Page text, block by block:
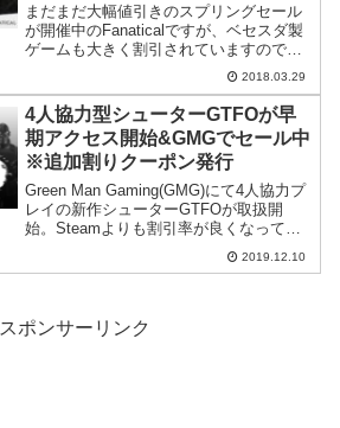
まだまだ大幅値引きのスプリングセール
が開催中のFanaticalですが、ベセスダ製
ゲームも大きく割引されていますので紹
介してみます。新展開も噂されている
PREYが57%OFFをはじめ、名作揃いの
ベセスダゲームが安くなっています。
Fanati...
2018.03.29
4人協力型シューターGTFOが早
期アクセス開始&GMGでセール中
※追加割りクーポン発行
Green Man Gaming(GMG)にて4人協力プ
レイの新作シューターGTFOが取扱開
始。Steamよりも割引率が良くなってい
2019.12.10
スポンサーリンク